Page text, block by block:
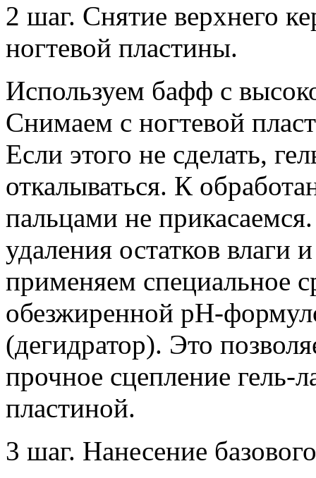
2 шаг. Снятие верхнего
ногтевой пластины.
Используем бафф с
Снимаем с ногтевой
Если этого не сделать,
откалываться. К
пальцами не
удаления остатков влаги
применяем специальное
обезжиренной pH-
(дегидратор). Это
прочное сцепление гель-
пластиной.
3 шаг. Нанесение